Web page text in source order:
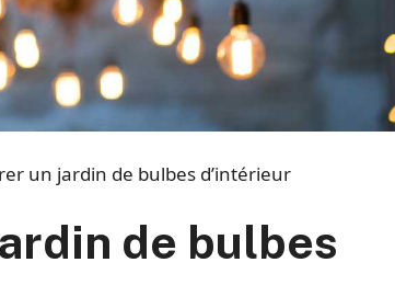
un jardin de bulbes d’intérieur
de bulbes